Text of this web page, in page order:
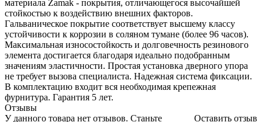
материала Zamak - покрытия, отличающегося высочайшей
стойкостью к воздействию внешних факторов.
Гальваническое покрытие соответствует высшему классу
устойчивости к коррозии в соляном тумане (более 96 часов).
Максимальная износостойкость и долговечность резинового
элемента достигается благодаря идеально подобранным
значениям эластичности. Простая установка дверного упора
не требует вызова специалиста. Надежная система фиксации.
В комплектацию входит вся необходимая крепежная
фурнитура. Гарантия 5 лет.
Отзывы
Оставить отзыв
У данного товара нет отзывов. Станьте